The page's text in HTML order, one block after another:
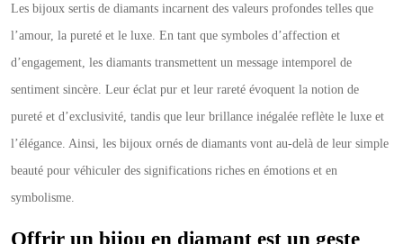
Les bijoux sertis de diamants incarnent des valeurs profondes telles que
l’amour, la pureté et le luxe. En tant que symboles d’affection et
d’engagement, les diamants transmettent un message intemporel de
sentiment sincère. Leur éclat pur et leur rareté évoquent la notion de
pureté et d’exclusivité, tandis que leur brillance inégalée reflète le luxe et
l’élégance. Ainsi, les bijoux ornés de diamants vont au-delà de leur simple
beauté pour véhiculer des significations riches en émotions et en
symbolisme.
Offrir un bijou en diamant est un geste